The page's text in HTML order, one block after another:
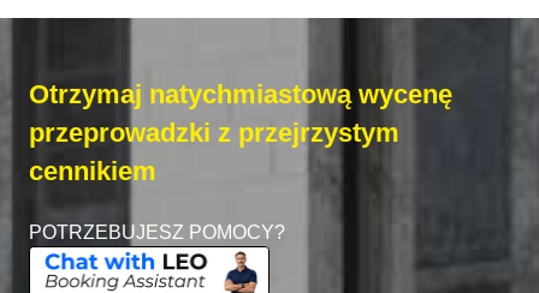
Otrzymaj natychmiastową wycenę
przeprowadzki z przejrzystym
cennikiem
POTRZEBUJESZ POMOCY?